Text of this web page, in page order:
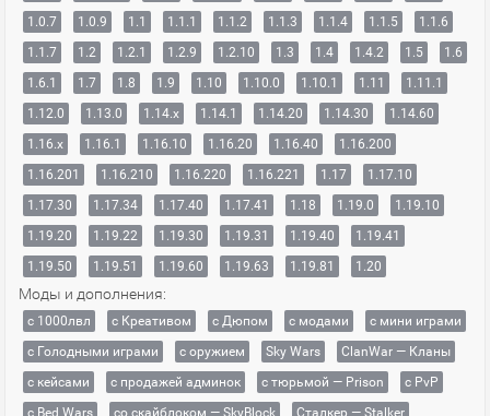
1.0.7
1.0.9 1.1 1.1.1 1.1.2 1.1.3 1.1.4 1.1.5
1.1.6
1.1.7
1.2 1.2.1 1.2.9 1.2.10 1.3 1.4 1.4.2 1.5
1.6
1.6.1
1.7 1.8 1.9 1.10 1.10.0 1.10.1 1.11
1.11.1
1.12.0
1.13.0 1.14.x 1.14.1 1.14.20 1.14.30
1.14.60
1.16.x
1.16.1 1.16.10 1.16.20 1.16.40
1.16.200
1.16.201
1.16.210 1.16.220 1.16.221 1.17
1.17.10
1.17.30
1.17.34 1.17.40 1.17.41 1.18 1.19.0
1.19.10
1.19.20
1.19.22 1.19.30 1.19.31 1.19.40
1.19.41
1.19.50
1.19.51 1.19.60 1.19.63 1.19.81 1.20
Моды и дополнения:
с 1000лвл c Креативом с Дюпом с модами
с мини играми
с Голодными играми
с оружием Sky Wars
ClanWar — Кланы
с кейсами
с продажей админок с тюрьмой — Prison
с PvP
с Bed Wars
со скайблоком — SkyBlock
Сталкер — Stalker